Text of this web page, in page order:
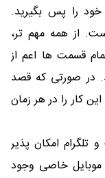
را پس بگیرید.
از همه مهم تر،
قسمت ها اعم از
در صورتی که قصد
کار را در هر زمان
امکان پذیر
موبایل خاصی وجود